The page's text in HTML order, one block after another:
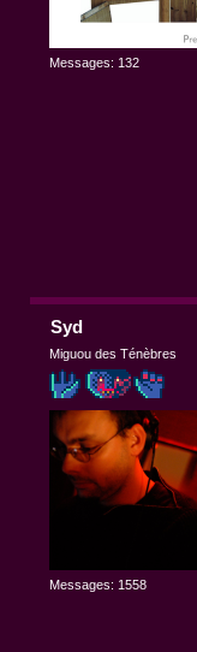
Messages: 132
Syd
Miguou des Ténèbres
Messages: 1558